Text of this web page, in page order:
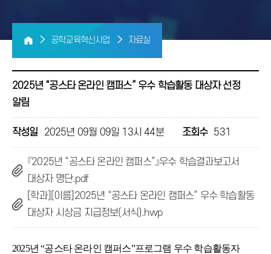
공학교육혁신사업 자료실
2025년 “공스타 온라인 캠퍼스” 우수 학습활동 대상자 선정
알림
작성일 2025년 09월 09일 13시 44분 조회수 531
『2025년 “공스타 온라인 캠퍼스”』우수 학습결과보고서
대상자 명단.pdf
[학과][이름]2025년 “공스타 온라인 캠퍼스” 우수 학습활동
대상자 시상금 지급정보(서식).hwp
2025년 “공스타 온라인 캠퍼스”프로그램 우수 학습활동자